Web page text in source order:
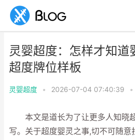
灵婴超度：怎样才知道
超度牌位样板
灵婴超度 • 2026-07-04 07:40:39 •
本文是道长为了让更多人知晓
写。关于超度婴灵之事,切不可随